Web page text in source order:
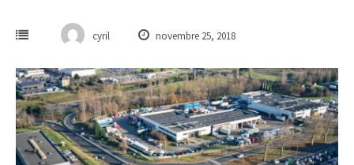
cyril novembre 25, 2018